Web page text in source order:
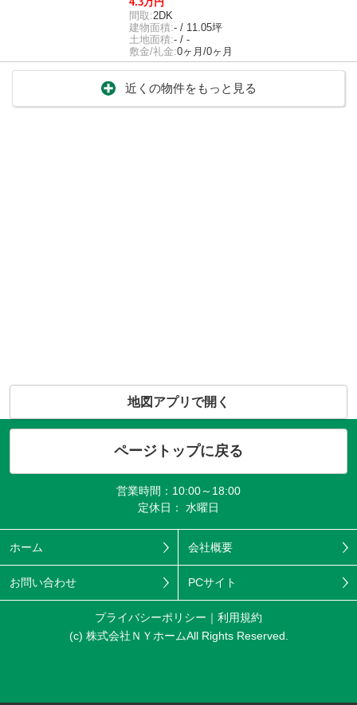
間取:2DK
建物面積:- / 11.05坪
土地面積:- / -
敷金/礼金:0ヶ月/0ヶ月
近くの物件をもっと見る
地図アプリで開く
ページトップに戻る
営業時間：10:00～18:00
定休日： 水曜日
ホーム 会社概要
お問い合わせ PCサイト
プライバシーポリシー
利用規約
(c) 株式会社ＮＹホームAll Rights Reserved.